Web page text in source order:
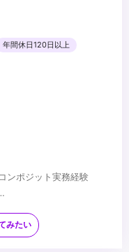
年間休日120日以上
ンポジット実務経験
像プロジェクトでの実働
みたい